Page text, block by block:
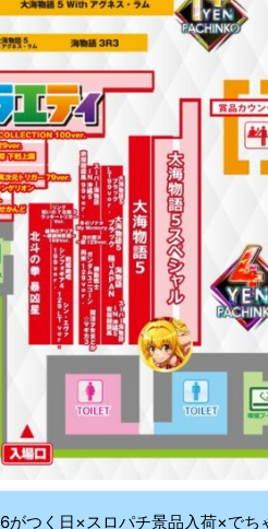
6がつく日×スロパチ景品入荷×で